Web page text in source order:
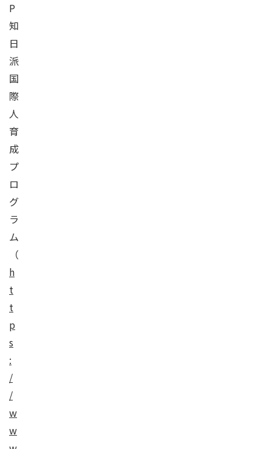
P
知
日
派
国
際
人
育
成
プ
ロ
グ
ラ
ム
（
h
t
t
p
s
:
/
/
w
w